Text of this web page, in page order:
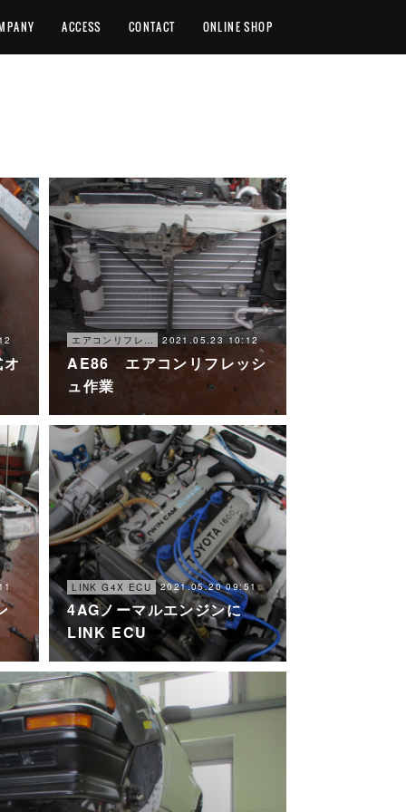
ACCESS CONTACT ONLINE SHOP
エアコンリフレッシュプラン 2021.05.23 10:12
AE86 エアコンリフレッシ
ュ作業
LINK G4X ECU 2021.05.20 09:51
4AGノーマルエンジンに
LINK ECU